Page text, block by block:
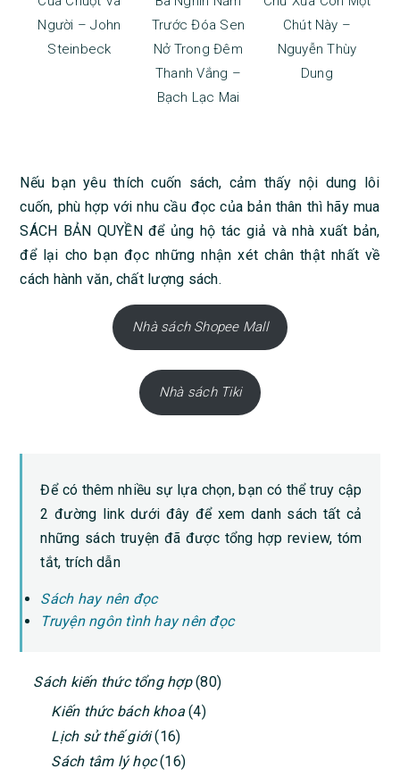
Người – John
Steinbeck
Trước Đóa Sen
Nở Trong Đêm
Thanh Vắng –
Bạch Lạc Mai
Chút Này –
Nguyễn Thùy
Dung
Nếu bạn yêu thích cuốn sách, cảm thấy nội dung lôi
cuốn, phù hợp với nhu cầu đọc của bản thân thì hãy mua
SÁCH BẢN QUYỀN để ủng hộ tác giả và nhà xuất bản,
để lại cho bạn đọc những nhận xét chân thật nhất về
cách hành văn, chất lượng sách.
Nhà sách Shopee Mall
Nhà sách Tiki
Để có thêm nhiều sự lựa chọn, bạn có thể truy cập
2 đường link dưới đây để xem danh sách tất cả
những sách truyện đã được tổng hợp review, tóm
tắt, trích dẫn
Sách hay nên đọc
Truyện ngôn tình hay nên đọc
PRIMARY
SIDEBAR
Sách kiến thức tổng hợp(80)
Kiến thức bách khoa(4)
Lịch sử thế giới(16)
Sách tâm lý học(16)